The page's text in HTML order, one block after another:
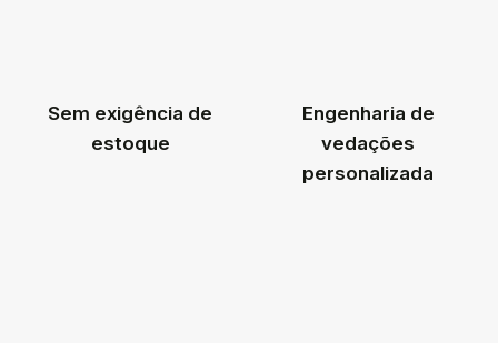
Sem exigência de
estoque
Engenharia de
vedações
personalizada